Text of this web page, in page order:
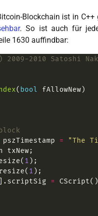
Blockchain ist in C++
. So ist auch für
1630 auffindbar:
( bool
pszTimestamp =
"The
1
1
].scriptSig =